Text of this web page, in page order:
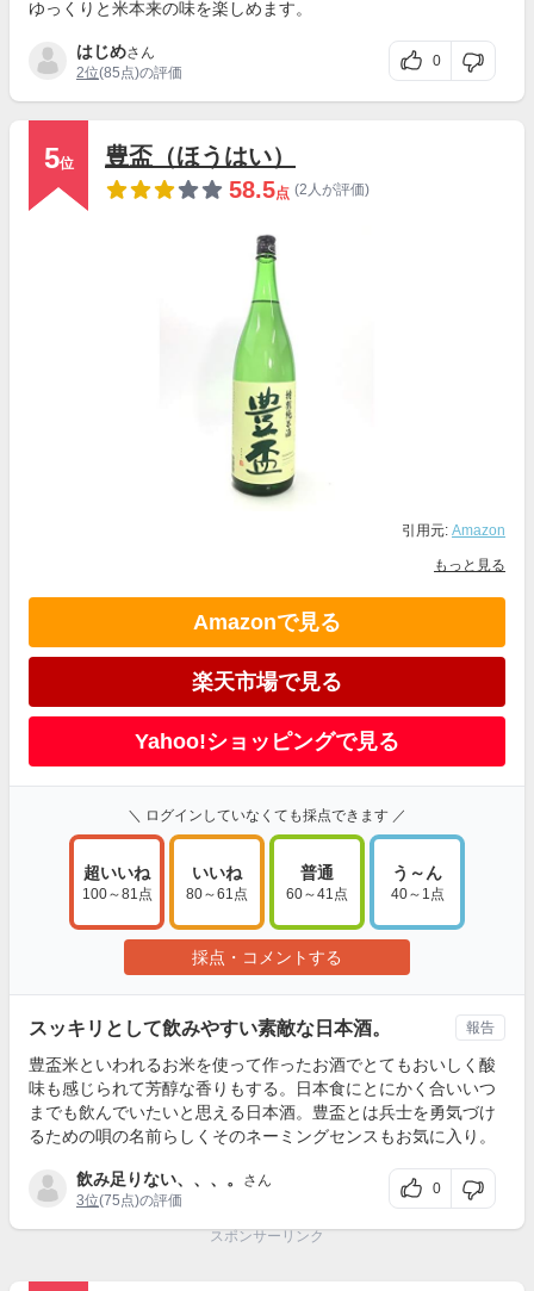
ゆっくりと米本来の味を楽しめます。
はじめさん
2位(85点)の評価
0
5位
豊盃（ほうはい）
58.5点 (2人が評価)
引用元: Amazon
もっと見る
Amazonで見る
楽天市場で見る
Yahoo!ショッピングで見る
＼ ログインしていなくても採点できます ／
超いいね
100～81点
いいね
80～61点
普通
60～41点
う～ん
40～1点
採点・コメントする
スッキリとして飲みやすい素敵な日本酒。
豊盃米といわれるお米を使って作ったお酒でとてもおいしく酸
味も感じられて芳醇な香りもする。日本食にとにかく合いいつ
までも飲んでいたいと思える日本酒。豊盃とは兵士を勇気づけ
るための唄の名前らしくそのネーミングセンスもお気に入り。
飲み足りない、、、。
さん
3位(75点)の評価
0
報告
スポンサーリンク